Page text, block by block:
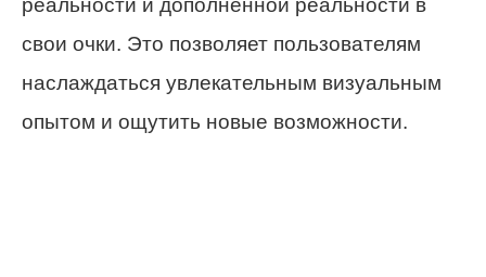
реальности и дополненной реальности в
свои очки. Это позволяет пользователям
наслаждаться увлекательным визуальным
опытом и ощутить новые возможности.